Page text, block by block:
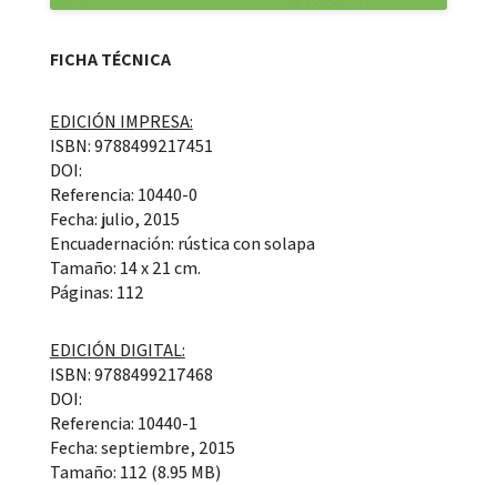
FICHA TÉCNICA
EDICIÓN IMPRESA:
ISBN: 9788499217451
DOI:
Referencia: 10440-0
Fecha: julio, 2015
Encuadernación: rústica con solapa
Tamaño: 14 x 21 cm.
Páginas: 112
EDICIÓN DIGITAL:
ISBN: 9788499217468
DOI:
Referencia: 10440-1
Fecha: septiembre, 2015
Tamaño: 112 (8.95 MB)